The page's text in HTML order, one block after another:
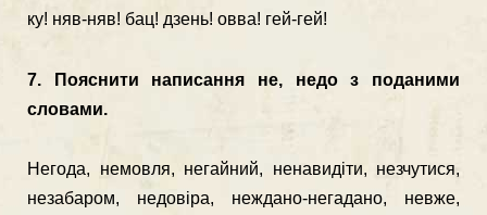
ку! няв-няв! бац! дзень! овва! гей-гей!
7. Пояснити написання не, недо з поданими
словами.
Негода, немовля, негайний, ненавидіти, незчутися,
незабаром, недовіра, неждано-негадано, невже,